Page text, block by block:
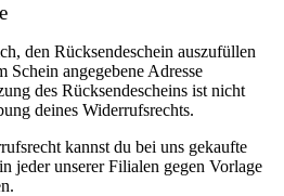
den Rücksendeschein auszufüllen
Schein angegebene Adresse
des Rücksendescheins ist nicht
deines Widerrufsrechts.
kannst du bei uns gekaufte
jeder unserer Filialen gegen Vorlage